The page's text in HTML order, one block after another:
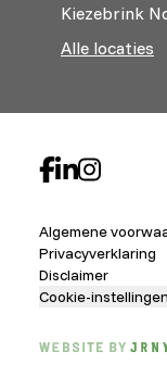
Kiezebrink
Alle locaties
Algemene
Privacyverklaring
Disclaimer
Cookie-instellingen